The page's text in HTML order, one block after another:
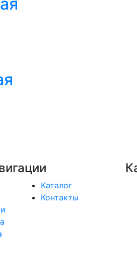
Каталог
Контакты